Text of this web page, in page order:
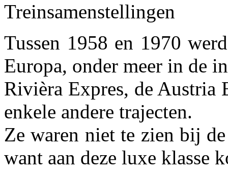
Treinsamenstellingen
Tussen 1958 en 1970
Europa, onder meer in de
Rivièra Expres, de Austria
enkele andere trajecten.
Ze waren niet te zien bij
want aan deze luxe klasse